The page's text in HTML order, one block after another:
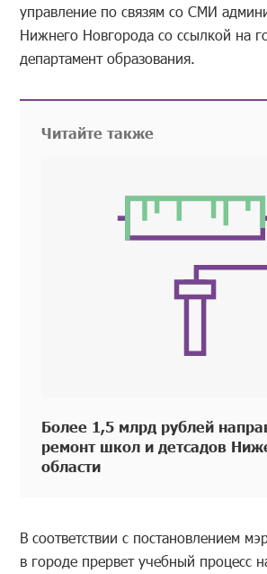
управление по связям со СМИ
Нижнего Новгорода со ссылкой на
департамент образования.
Читайте также
Более 1,5 млрд рублей
ремонт школ и детсадов
области
В соответствии с постановлением
в городе прервет учебный процесс